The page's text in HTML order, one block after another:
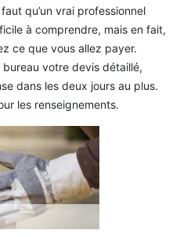
qu’un vrai professionnel
à comprendre, mais en fait,
ce que vous allez payer.
votre devis détaillé,
dans les deux jours au plus.
les renseignements.